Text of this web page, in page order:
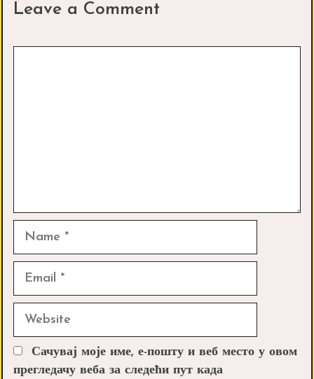
Leave a Comment
Website
Сачувај моје име, е-пошту и веб место у овом
прегледачу веба за следећи пут када